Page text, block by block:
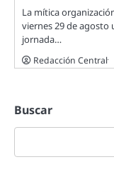
La mítica
viernes 29 de agosto
jornada…
Redacción Central
Buscar